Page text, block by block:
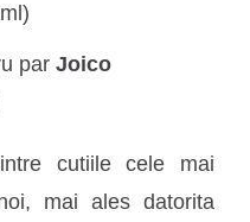
par Joico
cutiile cele mai
mai ales datorita